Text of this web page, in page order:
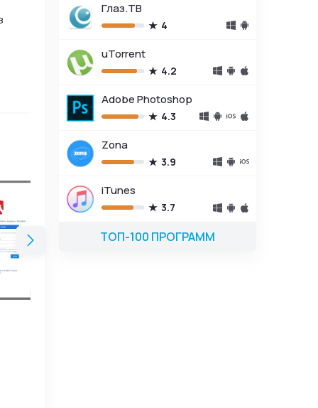
Глаз.ТВ
4
uTorrent
4.2
Adobe Photoshop
4.3
Zona
3.9
iTunes
3.7
ТОП-100 ПРОГРАММ